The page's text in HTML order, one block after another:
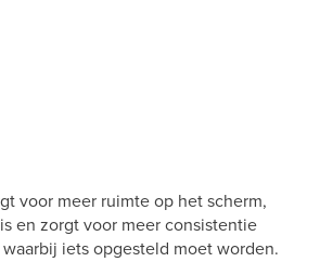
voor meer ruimte op het scherm,
en zorgt voor meer consistentie
waarbij iets opgesteld moet worden.